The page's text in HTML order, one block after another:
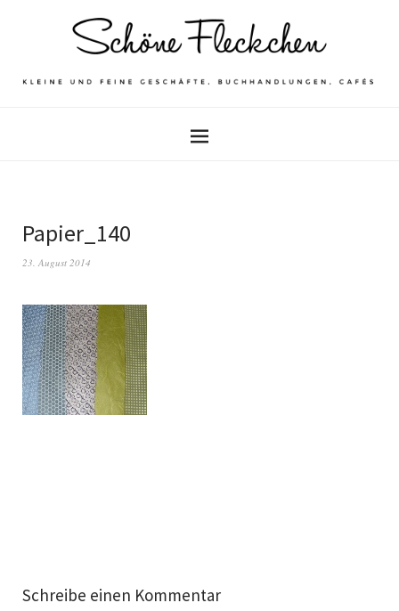
Papier_140
23. August 2014
Schreibe einen Kommentar